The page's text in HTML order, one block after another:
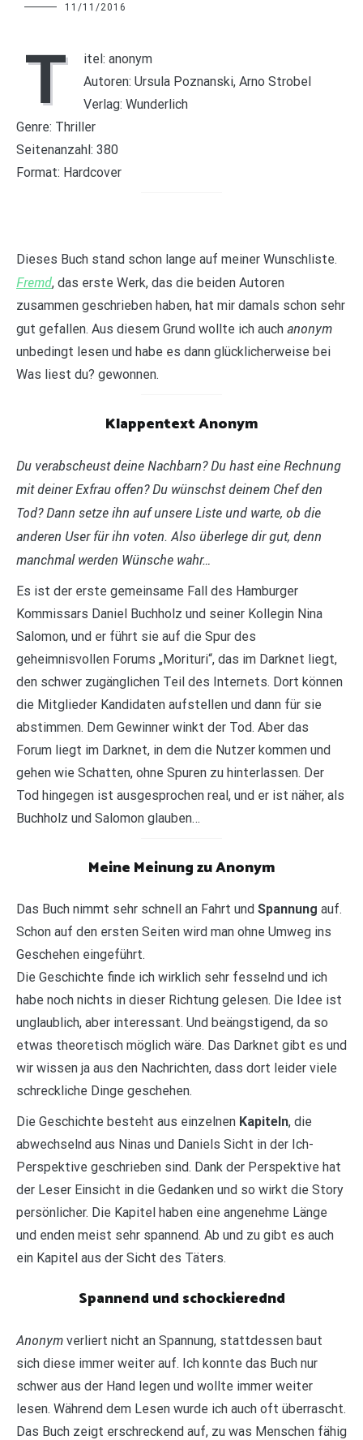
Charline 11/11/2016
T
itel: anonym
Autoren: Ursula Poznanski, Arno Strobel
Verlag: Wunderlich
Genre: Thriller
Seitenanzahl: 380
Format: Hardcover
Dieses Buch stand schon lange auf meiner Wunschliste.
Fremd, das erste Werk, das die beiden Autoren
zusammen geschrieben haben, hat mir damals schon sehr
gut gefallen. Aus diesem Grund wollte ich auch anonym
unbedingt lesen und habe es dann glücklicherweise bei
Was liest du? gewonnen.
Klappentext Anonym
Du verabscheust deine Nachbarn? Du hast eine Rechnung
mit deiner Exfrau offen? Du wünschst deinem Chef den
Tod? Dann setze ihn auf unsere Liste und warte, ob die
anderen User für ihn voten. Also überlege dir gut, denn
manchmal werden Wünsche wahr…
Es ist der erste gemeinsame Fall des Hamburger
Kommissars Daniel Buchholz und seiner Kollegin Nina
Salomon, und er führt sie auf die Spur des
geheimnisvollen Forums „Morituri“, das im Darknet liegt,
den schwer zugänglichen Teil des Internets. Dort können
die Mitglieder Kandidaten aufstellen und dann für sie
abstimmen. Dem Gewinner winkt der Tod. Aber das
Forum liegt im Darknet, in dem die Nutzer kommen und
gehen wie Schatten, ohne Spuren zu hinterlassen. Der
Tod hingegen ist ausgesprochen real, und er ist näher, als
Buchholz und Salomon glauben…
Meine Meinung zu Anonym
Das Buch nimmt sehr schnell an Fahrt und Spannung auf.
Schon auf den ersten Seiten wird man ohne Umweg ins
Geschehen eingeführt.
Die Geschichte finde ich wirklich sehr fesselnd und ich
habe noch nichts in dieser Richtung gelesen. Die Idee ist
unglaublich, aber interessant. Und beängstigend, da so
etwas theoretisch möglich wäre. Das Darknet gibt es und
wir wissen ja aus den Nachrichten, dass dort leider viele
schreckliche Dinge geschehen.
Die Geschichte besteht aus einzelnen Kapiteln, die
abwechselnd aus Ninas und Daniels Sicht in der Ich-
Perspektive geschrieben sind. Dank der Perspektive hat
der Leser Einsicht in die Gedanken und so wirkt die Story
persönlicher. Die Kapitel haben eine angenehme Länge
und enden meist sehr spannend. Ab und zu gibt es auch
ein Kapitel aus der Sicht des Täters.
Spannend und schockierednd
Anonym verliert nicht an Spannung, stattdessen baut
sich diese immer weiter auf. Ich konnte das Buch nur
schwer aus der Hand legen und wollte immer weiter
lesen. Während dem Lesen wurde ich auch oft überrascht.
Das Buch zeigt erschreckend auf, zu was Menschen fähig